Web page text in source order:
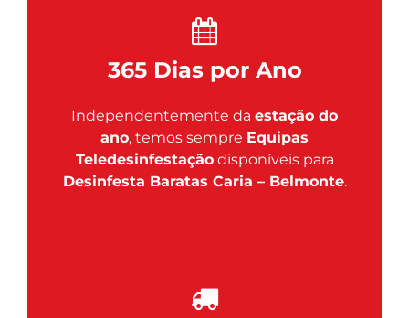
365 Dias por Ano
Independentemente da estação do
ano, temos sempre Equipas
Teledesinfestaçãodisponíveis para
Desinfesta Baratas Caria – Belmonte.